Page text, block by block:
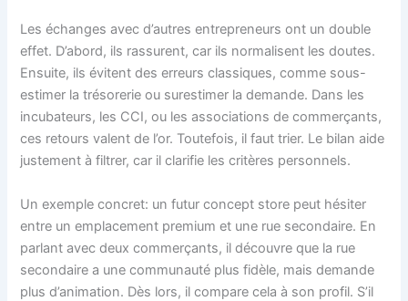
Les échanges avec d’autres entrepreneurs ont un double
effet. D’abord, ils rassurent, car ils normalisent les doutes.
Ensuite, ils évitent des erreurs classiques, comme sous-
estimer la trésorerie ou surestimer la demande. Dans les
incubateurs, les CCI, ou les associations de commerçants,
ces retours valent de l’or. Toutefois, il faut trier. Le bilan aide
justement à filtrer, car il clarifie les critères personnels.
Un exemple concret: un futur concept store peut hésiter
entre un emplacement premium et une rue secondaire. En
parlant avec deux commerçants, il découvre que la rue
secondaire a une communauté plus fidèle, mais demande
plus d’animation. Dès lors, il compare cela à son profil. S’il